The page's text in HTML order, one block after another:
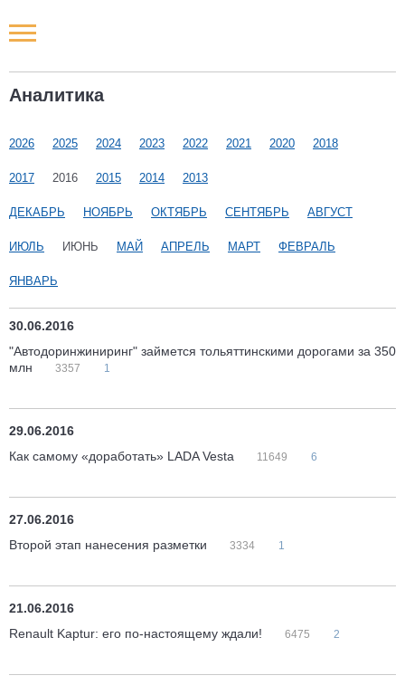
Аналитика
2026 2025 2024 2023 2022 2021 2020 2018
2017 2016 2015 2014 2013
ДЕКАБРЬ НОЯБРЬ ОКТЯБРЬ СЕНТЯБРЬ АВГУСТ
ИЮЛЬ ИЮНЬ МАЙ АПРЕЛЬ МАРТ ФЕВРАЛЬ
ЯНВАРЬ
30.06.2016
"Автодоринжиниринг" займется тольяттинскими дорогами за 350
млн
3357 1
29.06.2016
Как самому «доработать» LADA Vesta
11649 6
27.06.2016
Второй этап нанесения разметки
3334 1
21.06.2016
Renault Kaptur: его по-настоящему ждали!
6475 2
Новости РФ
Наши мероприятия
Статьи